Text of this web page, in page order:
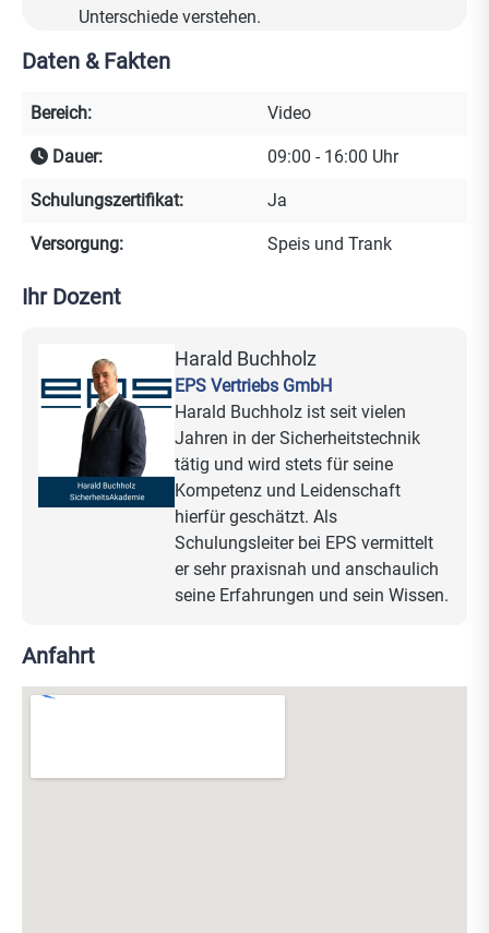
Unterschiede verstehen.
Sprachalarmierung
IVS-Alarme mit EMA de- /aktivieren
PTZ-Presets & Touren
(Alarmeingänge)
smarte Personen- & Fahrzeugverfolgung
Gesichtserkennung
Jetzt anmelden und einen Platz sichern!
Nutzen Sie diese Gelegenheit, Ihr Fachwissen zu
erweitern und praxisnah an modernster Technik zu
arbeiten. Der Workshop ist die ideale Plattform für
Profis, die ihr Know-how vertiefen und neue,
fortschrittliche Überwachungslösungen erlernen
Daten & Fakten
Bereich: Video
Dauer: 09:00 - 16:00 Uhr
Schulungszertifikat: Ja
Versorgung: Speis und Trank
Ihr Dozent
Harald Buchholz
EPS Vertriebs GmbH
Harald Buchholz ist seit vielen
Jahren in der Sicherheitstechnik
tätig und wird stets für seine
Kompetenz und Leidenschaft
hierfür geschätzt. Als
Schulungsleiter bei EPS vermittelt
er sehr praxisnah und anschaulich
seine Erfahrungen und sein Wissen.
Anfahrt